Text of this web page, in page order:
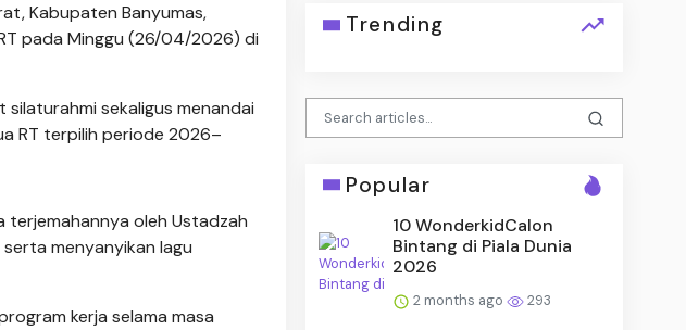
Kabupaten Banyumas,
pada Minggu (26/04/2026) di
sekaligus menandai
RT terpilih periode 2026–
terjemahannya oleh Ustadzah
menyanyikan lagu
kerja selama masa
Trending
Popular
10 WonderkidCalon
Bintang di Piala Dunia
2026
2 months ago 293